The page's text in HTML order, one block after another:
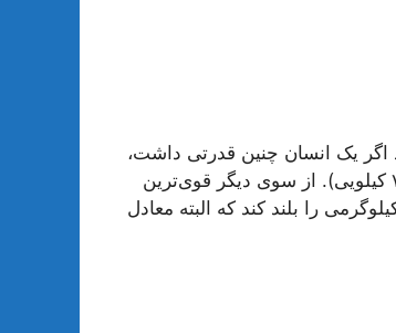
اگر یک انسان چنین قدرتی داشت،
می‌توانست یک شاتل فضایی را بلند کند (حدود ۷۷ تن برای یک انسان ۷۰ کیلویی). از سوی دیگر قوی‌ترین
روی خشکی، فیل آفریقایی است که می‌تواند وزنه‌ای حدودا ۶۰۰ کیلوگرمی را بلند کند که البته معادل